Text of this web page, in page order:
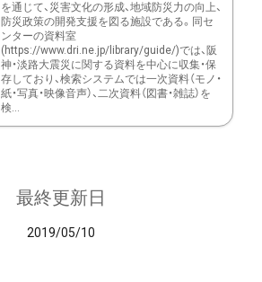
を通じて、災害文化の形成、地域防災力の向上、
防災政策の開発支援を図る施設である。同セ
ンターの資料室
(https://www.dri.ne.jp/library/guide/)では、阪
神・淡路大震災に関する資料を中心に収集・保
存しており、検索システムでは一次資料（モノ・
紙・写真・映像音声）、二次資料（図書・雑誌）を
検...
最終更新日
2019/05/10